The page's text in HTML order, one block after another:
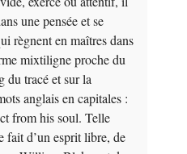
une pensée et se
règnent en maîtres dans
mixtiligne proche du
du tracé et sur la
anglais en capitales :
from his soul. Telle
fait d’un esprit libre, de